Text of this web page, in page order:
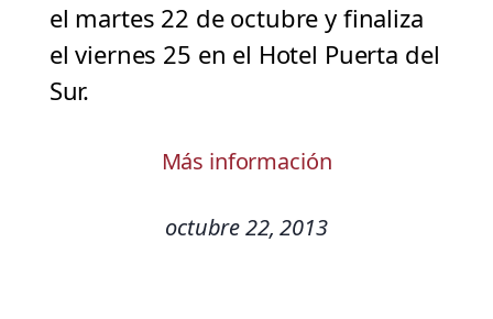
el martes 22 de octubre y finaliza
el viernes 25 en el Hotel Puerta del
Sur.
Más información
octubre 22, 2013